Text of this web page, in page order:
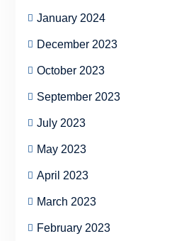
January 2024
December 2023
October 2023
September 2023
July 2023
May 2023
April 2023
March 2023
February 2023